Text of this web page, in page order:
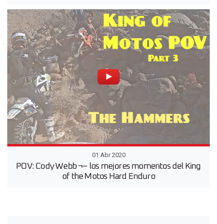
01 Abr 2020
POV: Cody Webb ¬– los mejores momentos del King
of the Motos Hard Enduro